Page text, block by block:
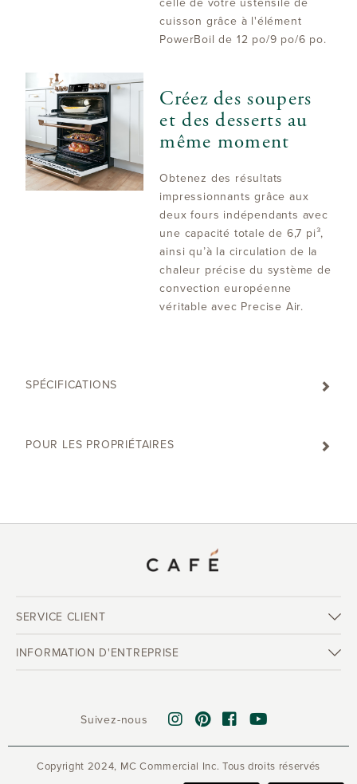
cuisson grâce à l'élément
PowerBoil de 12 po/9 po/6 po.
Créez des soupers
et des desserts au
même moment
Obtenez des résultats
impressionnants grâce aux
deux fours indépendants avec
une capacité totale de 6,7 pi³,
ainsi qu’à la circulation de la
chaleur précise du système de
convection européenne
véritable avec Precise Air.
SPÉCIFICATIONS
POUR LES PROPRIÉTAIRES
SERVICE CLIENT
INFORMATION D'ENTREPRISE
Suivez-nous
Copyright 2024, MC Commercial Inc. Tous droits réservés